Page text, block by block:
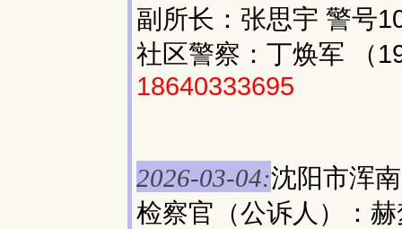
副所长：张思宇 警号
社区警察：丁焕军 （
18640333695
2026-03-04:沈阳市浑
检察官（公诉人）：